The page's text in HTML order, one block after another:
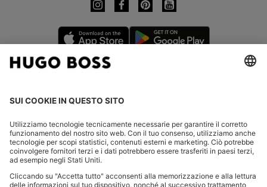
CHANGE COUNTRY:
Dichiarare la revoca
Dichiarazione di accessibilità